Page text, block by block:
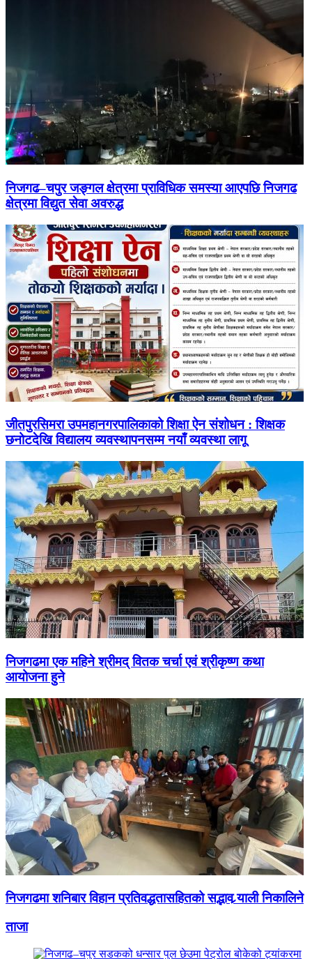
निजगढ–चपुर जङ्गल क्षेत्रमा प्राविधिक समस्या आएपछि निजगढ
क्षेत्रमा विद्युत सेवा अवरुद्ध
जीतपुरसिमरा उपमहानगरपालिकाको शिक्षा ऐन संशोधन : शिक्षक
छनोटदेखि विद्यालय व्यवस्थापनसम्म नयाँ व्यवस्था लागू
निजगढमा एक महिने श्रीमद् वितक चर्चा एवं श्रीकृष्ण कथा
आयोजना हुने
निजगढमा शनिबार विहान प्रतिवद्धतासहितको सद्भाव र्‍याली निकालिने
ताजा